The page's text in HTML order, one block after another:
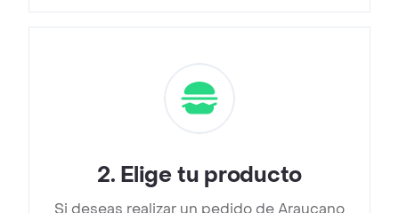
2. Elige tu producto
Si deseas realizar un pedido de Araucano